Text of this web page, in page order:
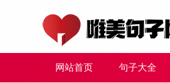
网站首页 句子大全